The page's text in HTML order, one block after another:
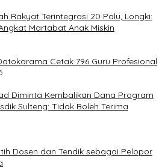
Rakyat Terintegrasi 20 Palu, Longki:
Martabat Anak Miskin
Cetak 796 Guru Profesional
Diminta Kembalikan Dana Program
Sulteng: Tidak Boleh Terima
Dosen dan Tendik sebagai Pelopor